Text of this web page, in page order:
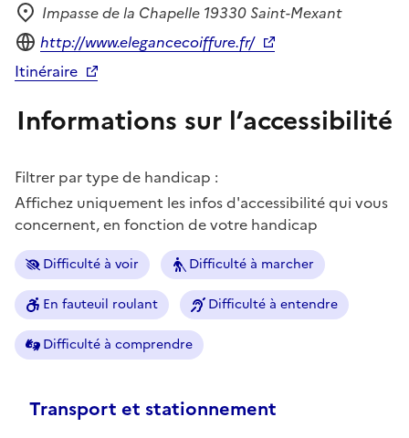
Adresse
Impasse de la Chapelle 19330 Saint-Mexant
Site internet
http://www.elegancecoiffure.fr/
Itinéraire
Informations sur l’accessibilité
Filtrer par type de handicap :
Affichez uniquement les infos d'accessibilité qui vous
concernent, en fonction de votre handicap
Difficulté à voir Difficulté à marcher
En fauteuil roulant Difficulté à entendre
Difficulté à comprendre
Transport et stationnement